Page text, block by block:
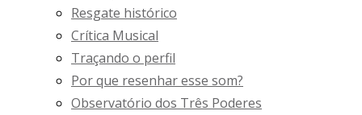
Resgate histórico
Crítica Musical
Traçando o perfil
Por que resenhar esse som?
Observatório dos Três Poderes